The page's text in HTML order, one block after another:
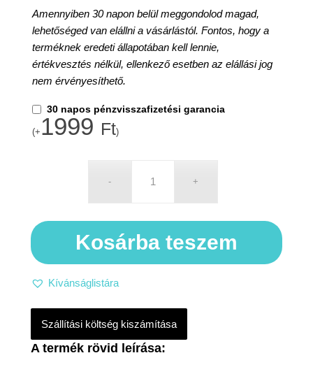
Amennyiben 30 napon belül meggondolod magad,
lehetőséged van elállni a vásárlástól. Fontos, hogy a
terméknek eredeti állapotában kell lennie,
értékvesztés nélkül, ellenkező esetben az elállási jog
nem érvényesíthető.
30 napos pénzvisszafizetési garancia
(+ 1999 Ft)
Kosárba teszem
Kívánságlistára
Szállítási költség kiszámítása